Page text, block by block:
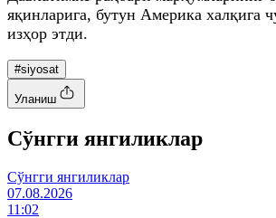
яқинларига, бутун Америка халқига
изҳор этди.
#siyosat
Уланиш
Cўнгги янгиликлар
Cўнгги янгиликлар
07.08.2026
11:02